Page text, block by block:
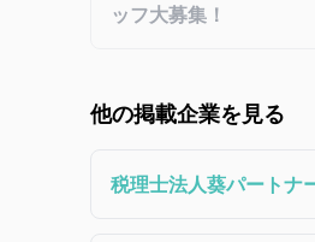
ッフ大募集！
他の掲載企業を見る
税理士法人葵パートナ